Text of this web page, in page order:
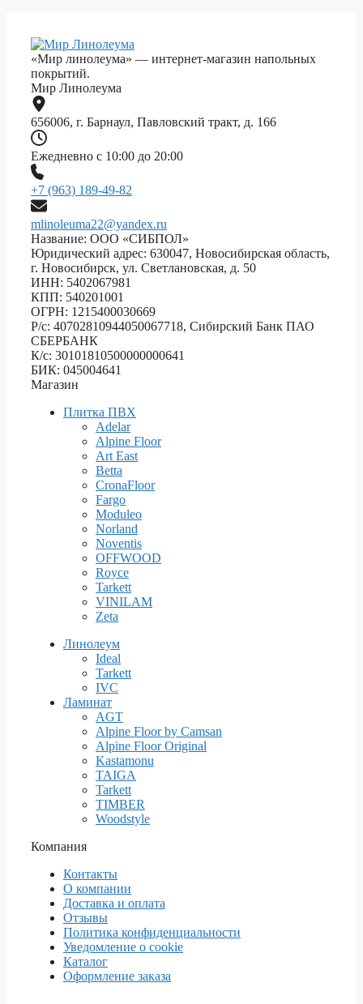
«Мир линолеума» — интернет-магазин напольных
покрытий.
Мир Линолеума
656006, г. Барнаул, Павловский тракт, д. 166
Ежедневно с 10:00 до 20:00
+7 (963) 189-49-82
mlinoleuma22@yandex.ru
Название: ООО «СИБПОЛ»
Юридический адрес: 630047, Новосибирская область,
г. Новосибирск, ул. Светлановская, д. 50
ИНН: 5402067981
КПП: 540201001
ОГРН: 1215400030669
Р/с: 40702810944050067718, Сибирский Банк ПАО
СБЕРБАНК
К/с: 30101810500000000641
БИК: 045004641
Магазин
Плитка ПВХ
Adelar
Alpine Floor
Art East
Betta
CronaFloor
Fargo
Moduleo
Norland
Noventis
OFFWOOD
Royce
Tarkett
VINILAM
Zeta
Линолеум
Ideal
Tarkett
IVC
Ламинат
AGT
Alpine Floor by Camsan
Alpine Floor Original
Kastamonu
TAIGA
Tarkett
TIMBER
Woodstyle
Компания
Контакты
О компании
Доставка и оплата
Отзывы
Политика конфиденциальности
Уведомление о cookie
Каталог
Оформление заказа